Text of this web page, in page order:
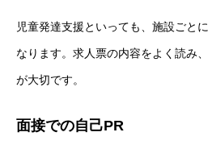
HOME
児童発達支援といっても、施設ごと
なります。求人票の内容をよく読み
が大切です。
面接での自己PR